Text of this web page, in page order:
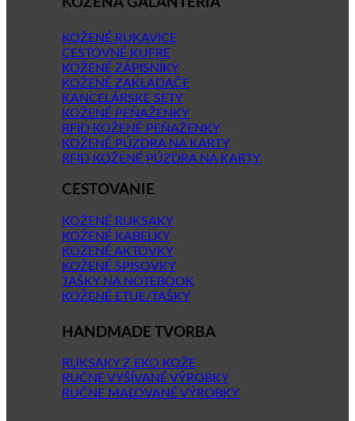
KOŽENÉ RUKAVICE
CESTOVNÉ KUFRE
KOŽENÉ ZÁPISNÍKY
KOŽENÉ ZAKLADAČE
KANCELÁRSKE SETY
KOŽENÉ PEŇAŽENKY
RFID KOŽENÉ PEŇAŽENKY
KOŽENÉ PÚZDRA NA KARTY
RFID KOŽENÉ PÚZDRA NA KARTY
CESTOVANIE
KOŽENÉ RUKSAKY
KOŽENÉ KABELKY
KOŽENÉ AKTOVKY
KOŽENÉ SPISOVKY
TAŠKY NA NOTEBOOK
KOŽENÉ ETUE/TAŠKY
HANDMADE TVORBA
RUKSAKY Z EKO KOŽE
RUČNE VYŠÍVANÉ VÝROBKY
RUČNE MAĽOVANÉ VÝROBKY